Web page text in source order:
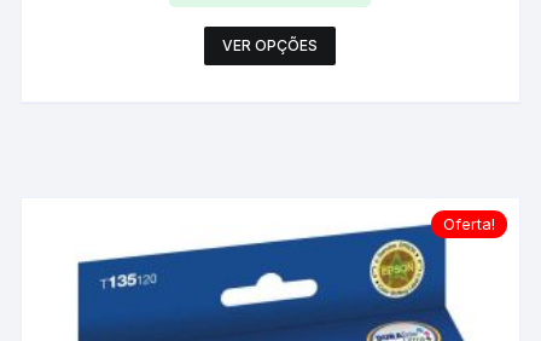
VER OPÇÕES
produto
podem
escolhidas
Oferta!